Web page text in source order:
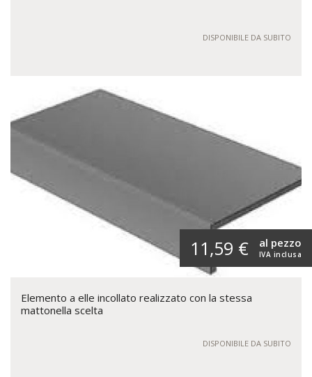
DISPONIBILE DA SUBITO
11,59 € IVA inclusa
al pezzo
Elemento a elle incollato realizzato con la stessa
mattonella scelta
DISPONIBILE DA SUBITO